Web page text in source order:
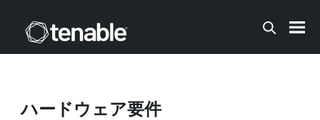
メインコンテンツに移動する
ハードウェア要件